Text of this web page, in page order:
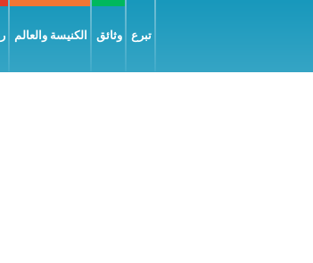
الكنيسة والعالم وثائق تبرع